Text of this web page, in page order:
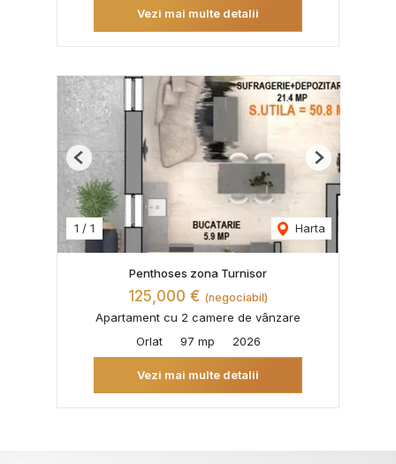
Vezi mai multe detalii
1 / 1 Harta
Previous Next
Penthoses zona Turnisor
125,000 € (negociabil)
Apartament cu 2 camere de vânzare
Orlat
97 mp 2026
Vezi mai multe detalii